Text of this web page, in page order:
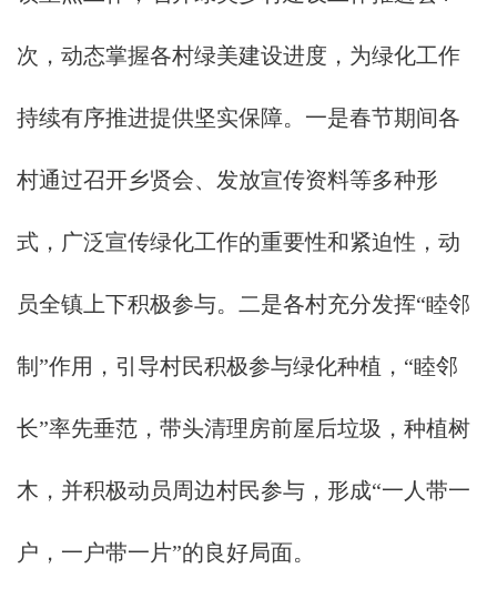
次，动态掌握各村绿美建设进度，为绿化工作
持续有序推进提供坚实保障。一是春节期间各
村通过召开乡贤会、发放宣传资料等多种形
式，广泛宣传绿化工作的重要性和紧迫性，动
员全镇上下积极参与。二是各村充分发挥“睦邻
制”作用，引导村民积极参与绿化种植，“睦邻
长”率先垂范，带头清理房前屋后垃圾，种植树
木，并积极动员周边村民参与，形成“一人带一
户，一户带一片”的良好局面。